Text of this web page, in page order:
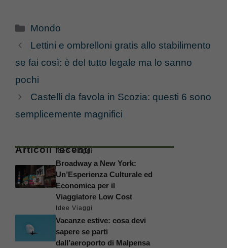
Categorie
Mondo
Lettini e ombrelloni gratis allo stabilimento
se fai così: è del tutto legale ma lo sanno
pochi
Castelli da favola in Scozia: questi 6 sono
semplicemente magnifici
Articoli recenti
Idee Viaggi
Broadway a New York:
Un’Esperienza Culturale ed
Economica per il
Viaggiatore Low Cost
Idee Viaggi
Vacanze estive: cosa devi
sapere se parti
dall’aeroporto di Malpensa